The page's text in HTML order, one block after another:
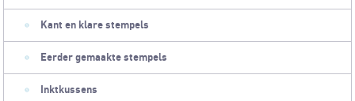
Kant en klare stempels
Eerder gemaakte stempels
Inktkussens